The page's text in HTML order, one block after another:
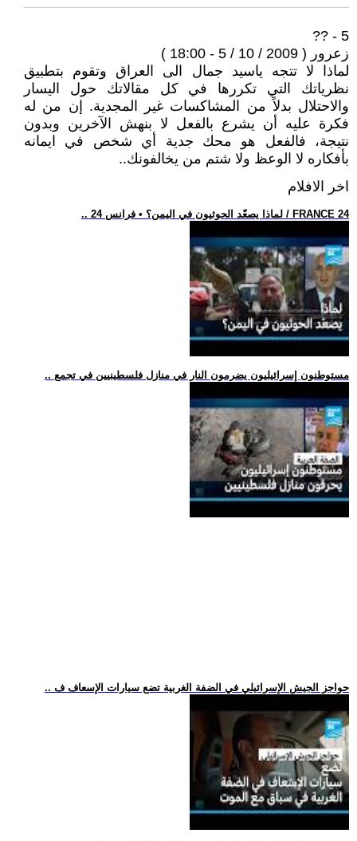
5 - ??
زعرور ( 2009 / 10 / 5 - 18:00 )
لماذا لا تتجه ياسيد جمال الى العراق وتقوم بتطبيق
نظرياتك التي تكررها في كل مقالاتك حول اليسار
والاحتلال بدلاً من المشاكسات غير المجدية. إن من له
فكرة عليه أن يشرع بالفعل لا بنهش الآخرين وبدون
نتيجة، فالفعل هو محك جدية أي شخص في ايمانه
بأفكاره لا الوعظ ولا شتم من يخالفونك..
اخر الافلام
.. لماذا يصعّد الحوثيون في اليمن؟ • فرانس 24 / FRANCE 24
.. مستوطنون إسرائيليون يضرمون النار في منازل فلسطينيين في تجمع
.. حواجز الجيش الإسرائيلي في الضفة الغربية تضع سيارات الإسعاف ف